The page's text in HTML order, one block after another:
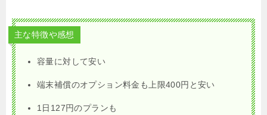
主な特徴や感想
容量に対して安い
端末補償のオプション料金も上限400円と安い
1日127円のプランも